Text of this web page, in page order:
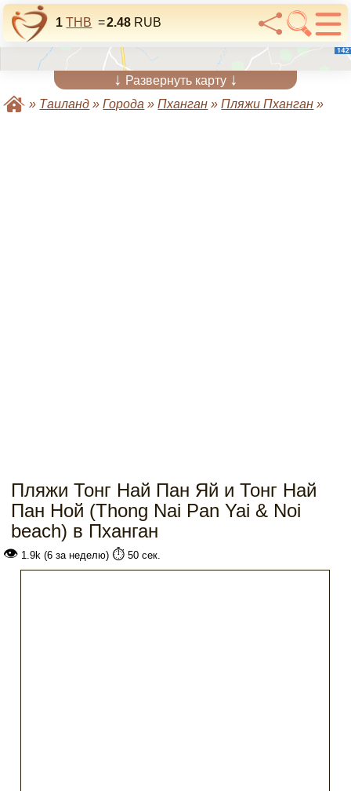
1 THB =2.48 RUB
↓ Развернуть карту ↓
» Таиланд »Города »Пханган »Пляжи Пханган »
Пляжи Тонг Най Пан Яй и Тонг Най
Пан Ной (Thong Nai Pan Yai & Noi
beach) в Пханган
👁 1.9k (6 за неделю) ⏱️ 50 сек.